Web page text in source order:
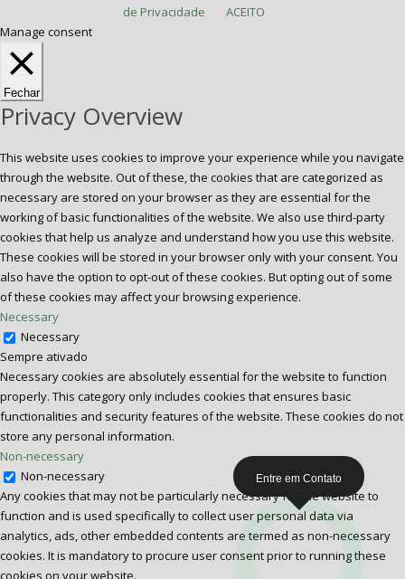
Entre em Contato
de Privacidade
ACEITO
Manage consent
Fechar
Privacy Overview
This website uses cookies to improve your experience while you navigate
through the website. Out of these, the cookies that are categorized as
necessary are stored on your browser as they are essential for the
working of basic functionalities of the website. We also use third-party
cookies that help us analyze and understand how you use this website.
These cookies will be stored in your browser only with your consent. You
also have the option to opt-out of these cookies. But opting out of some
of these cookies may affect your browsing experience.
Necessary
Necessary
Sempre ativado
Necessary cookies are absolutely essential for the website to function
properly. This category only includes cookies that ensures basic
functionalities and security features of the website. These cookies do not
store any personal information.
Non-necessary
Non-necessary
Any cookies that may not be particularly necessary for the website to
function and is used specifically to collect user personal data via
analytics, ads, other embedded contents are termed as non-necessary
cookies. It is mandatory to procure user consent prior to running these
cookies on your website.